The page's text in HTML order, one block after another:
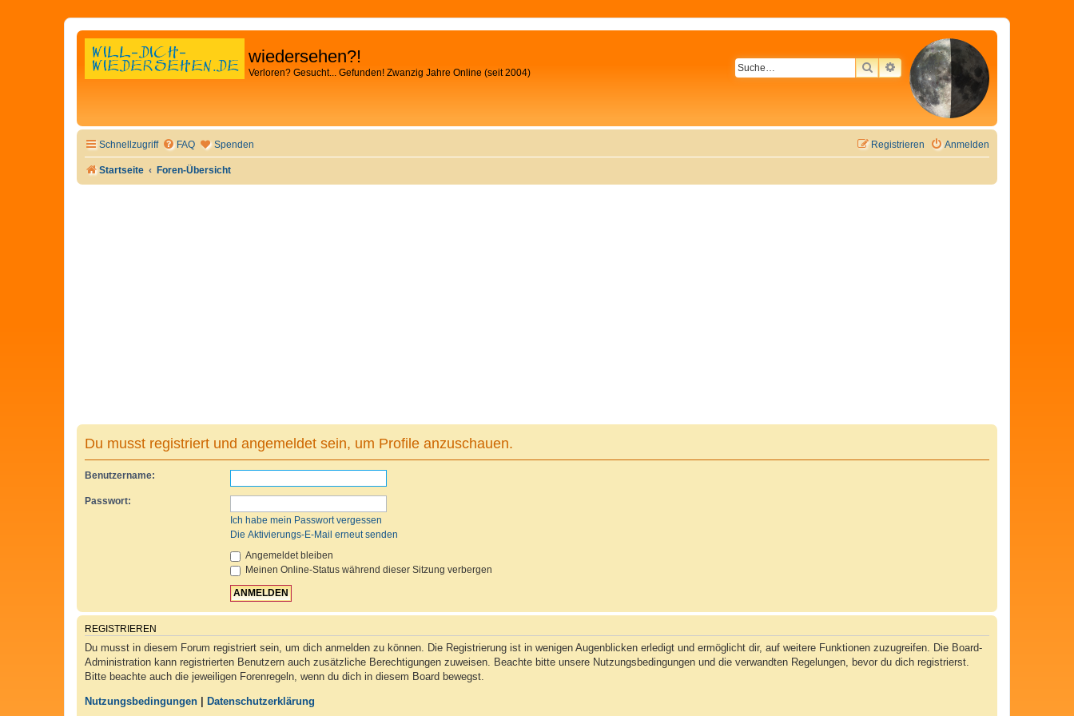
wiedersehen?!
Verloren? Gesucht... Gefunden! Zwanzig Jahre Online (seit 2004) SUCHEERWEITERTE SUCHE
Schnellzugriff FAQ Spenden Anmelden
Registrieren
Startseite Foren-Übersicht
Du musst registriert und angemeldet sein, um Profile anzuschauen.
Benutzername:
Passwort:
Ich habe mein Passwort vergessen
Die Aktivierungs-E-Mail erneut senden
Angemeldet bleiben
Meinen Online-Status während dieser Sitzung verbergen
REGISTRIEREN
Du musst in diesem Forum registriert sein, um dich anmelden zu können. Die Registrierung ist in wenigen Augenblicken erledigt und ermöglicht dir, auf weitere Funktionen zuzugreifen. Die Board-
Administration kann registrierten Benutzern auch zusätzliche Berechtigungen zuweisen. Beachte bitte unsere Nutzungsbedingungen und die verwandten Regelungen, bevor du dich registrierst.
Bitte beachte auch die jeweiligen Forenregeln, wenn du dich in diesem Board bewegst.
Nutzungsbedingungen Datenschutzerklärung